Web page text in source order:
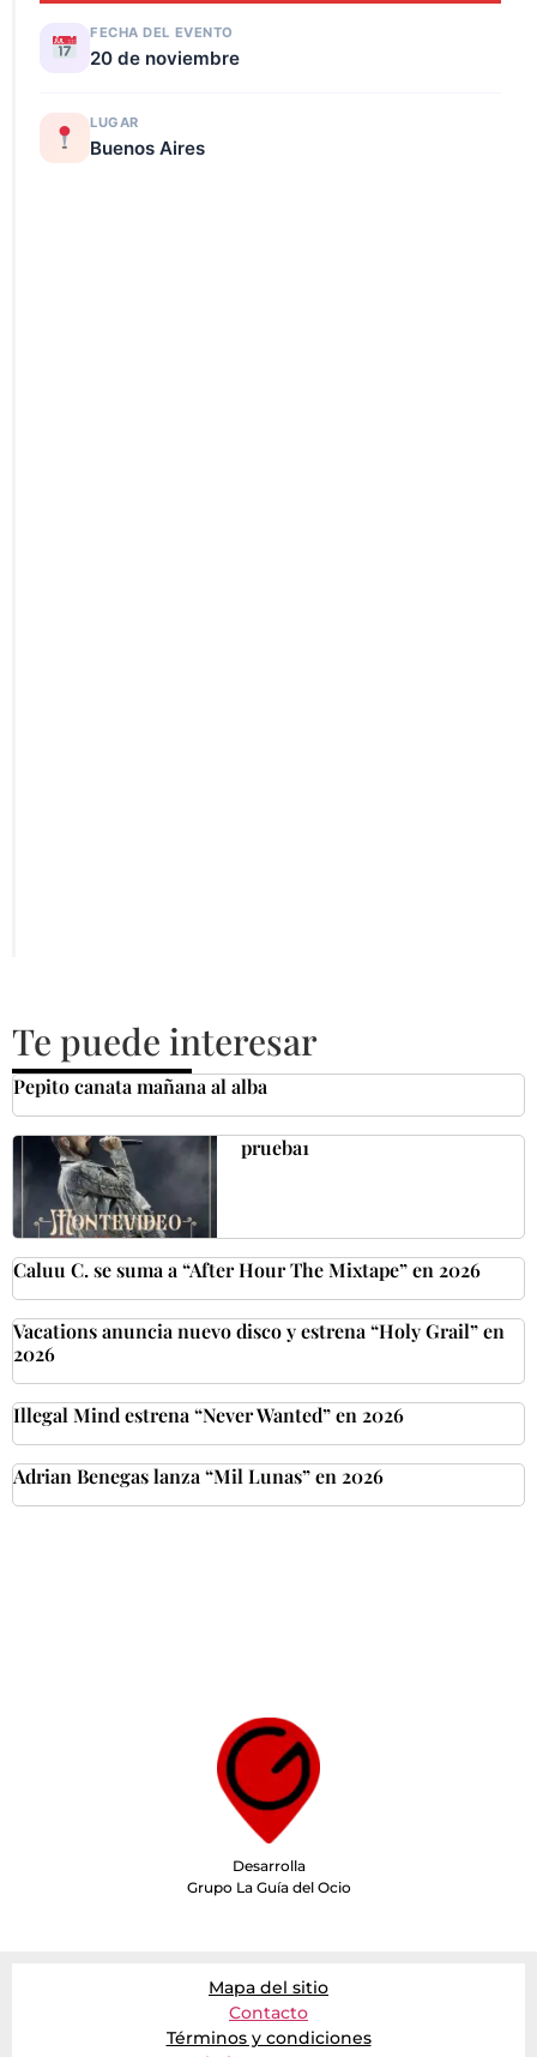
FECHA DEL EVENTO
20 de noviembre
LUGAR
Buenos Aires
Te puede interesar
Pepito canata mañana al alba
prueba1
Caluu C. se suma a “After Hour The Mixtape” en 2026
Vacations anuncia nuevo disco y estrena “Holy Grail” en
2026
Illegal Mind estrena “Never Wanted” en 2026
Adrian Benegas lanza “Mil Lunas” en 2026
Desarrolla
Grupo La Guía del Ocio
Mapa del sitio
Contacto
Términos y condiciones